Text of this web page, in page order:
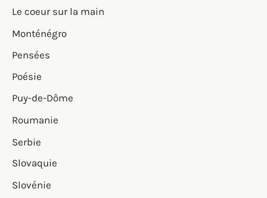
Le coeur sur la main
Monténégro
Pensées
Poésie
Puy-de-Dôme
Roumanie
Serbie
Slovaquie
Slovénie